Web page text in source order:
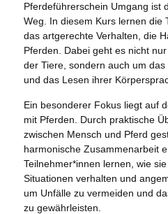
Pferdeführerschein Umgang ist
Weg. In diesem Kurs lernen die
das artgerechte Verhalten, die
Pferden. Dabei geht es nicht
der Tiere, sondern auch um
und das Lesen ihrer
Ein besonderer Fokus liegt auf
mit Pferden. Durch praktische
zwischen Mensch und Pferd
harmonische Zusammenarbeit
Teilnehmer*innen lernen, wie
Situationen verhalten und
um Unfälle zu vermeiden und
zu gewährleisten.